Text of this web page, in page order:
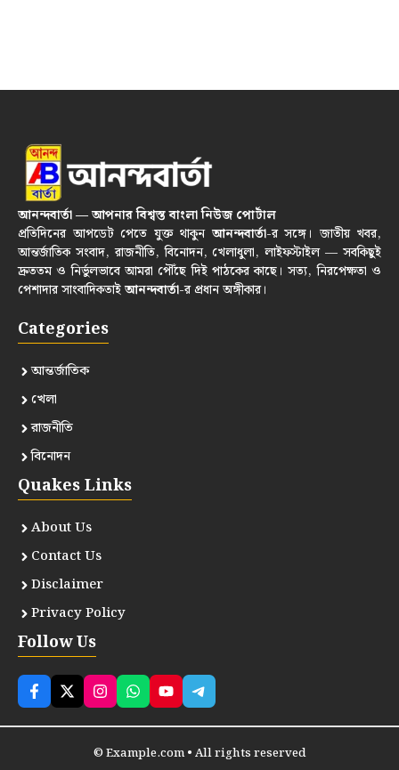
আনন্দবার্তা — আপনার বিশ্বস্ত বাংলা নিউজ পোর্টাল
প্রতিদিনের আপডেট পেতে যুক্ত থাকুনআনন্দবার্তা-র সঙ্গে। জাতীয় খবর,
আন্তর্জাতিক সংবাদ, রাজনীতি, বিনোদন, খেলাধুলা, লাইফস্টাইল — সবকিছুই
দ্রুততম ও নির্ভুলভাবে আমরা পৌঁছে দিই পাঠকের কাছে। সত্য, নিরপেক্ষতা ও
পেশাদার সাংবাদিকতাইআনন্দবার্তা-র প্রধান অঙ্গীকার।
Categories
আন্তর্জাতিক
খেলা
রাজনীতি
বিনোদন
Quakes Links
About Us
Contact Us
Disclaimer
Privacy Policy
Follow Us
© Example.com • All rights reserved